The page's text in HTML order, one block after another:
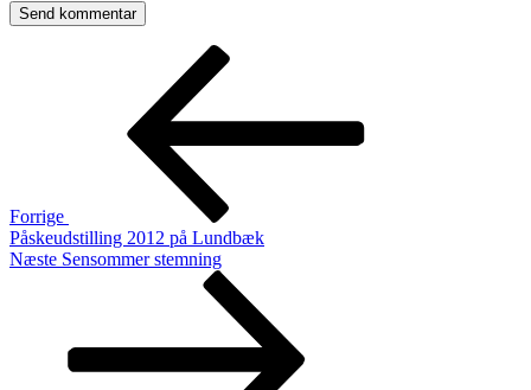
Indlægsnavigation
Forrige
Påskeudstilling 2012 på Lundbæk
Næste
Næste Sensommer stemning